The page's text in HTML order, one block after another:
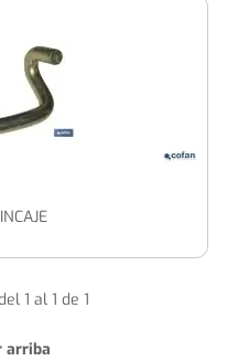
1 al 1 de 1
arriba